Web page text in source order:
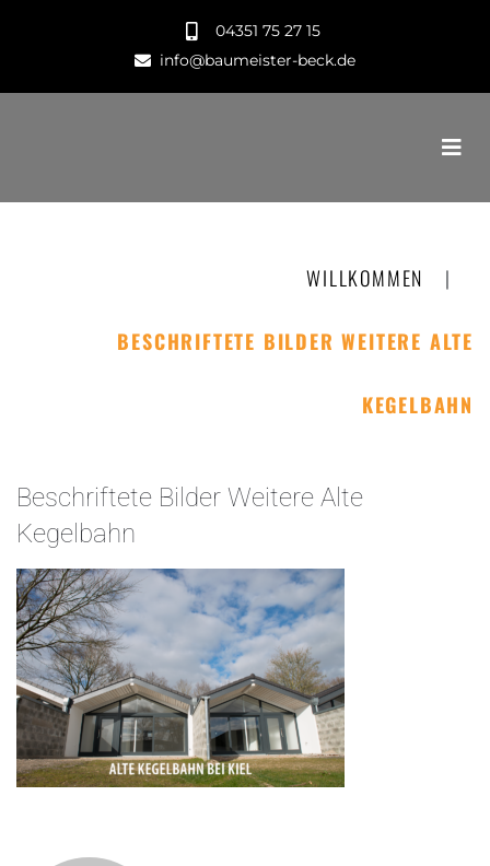
04351 75 27 15
info@baumeister-beck.de
WILLKOMMEN |
BESCHRIFTETE BILDER WEITERE ALTE
KEGELBAHN
Beschriftete Bilder Weitere Alte
Kegelbahn